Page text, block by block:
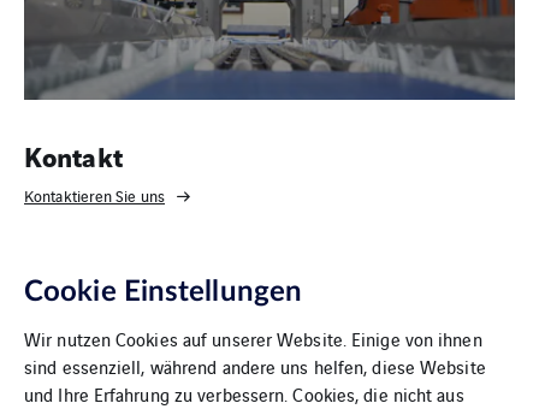
Kontakt
Kontaktieren Sie uns
Cookie Einstellungen
Wir nutzen Cookies auf unserer Website. Einige von ihnen
sind essenziell, während andere uns helfen, diese Website
und Ihre Erfahrung zu verbessern. Cookies, die nicht aus